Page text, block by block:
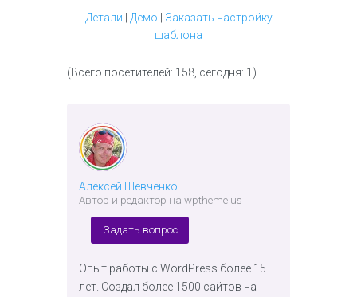
Детали Демо
Заказать настройку
шаблона
(Всего посетителей: 158, сегодня: 1)
Алексей Шевченко
Автор и редактор на wptheme.us
Задать вопрос
Опыт работы с WordPress более 15
лет. Создал более 1500 сайтов на